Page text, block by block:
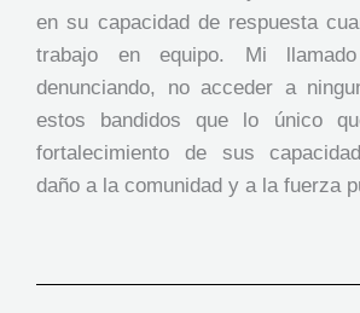
en su capacidad de respuesta
trabajo en equipo. Mi
denunciando, no acceder a
estos bandidos que lo único
fortalecimiento de sus
daño a la comunidad y a la fuerza